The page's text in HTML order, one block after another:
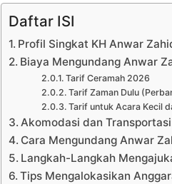
Daftar ISI
Profil Singkat KH Anwar
Biaya Mengundang Anwar
Tarif Ceramah 2026
Tarif Zaman Dulu
Tarif untuk Acara Kecil
Akomodasi dan
Cara Mengundang Anwar
Langkah-Langkah
Tips Mengalokasikan